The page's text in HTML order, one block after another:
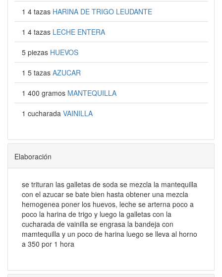
1 4 tazas HARINA DE TRIGO LEUDANTE
1 4 tazas LECHE ENTERA
5 piezas HUEVOS
1 5 tazas AZUCAR
1 400 gramos MANTEQUILLA
1 cucharada VAINILLA
Elaboración
se trituran las galletas de soda se mezcla la mantequilla
con el azucar se bate bien hasta obtener una mezcla
hemogenea poner los huevos, leche se arterna poco a
poco la harina de trigo y luego la galletas con la
cucharada de vainilla se engrasa la bandeja con
mamtequilla y un poco de harina luego se lleva al horno
a 350 por 1 hora